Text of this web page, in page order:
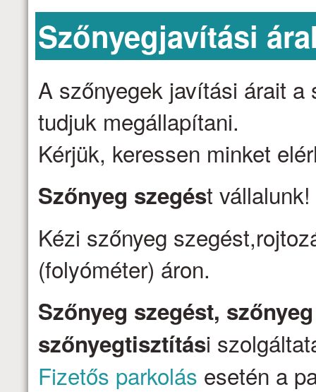
Szőnyegjavítási
A szőnyegek javítási árait a
tudjuk megállapítani.
Kérjük, keressen minket
Szőnyeg szegést
Kézi szőnyeg
(folyóméter) áron.
Szőnyeg szegést,
szőnyegtisztítási
Fizetős parkolás esetén a